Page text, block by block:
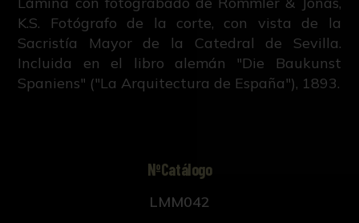
K.S. Fotógrafo de la corte, con vista de la
Sacristía Mayor de la Catedral de Sevilla.
Incluida en el libro alemán "Die Baukunst
Spaniens" ("La Arquitectura de España"), 1893.
NºCatálogo
LMM042